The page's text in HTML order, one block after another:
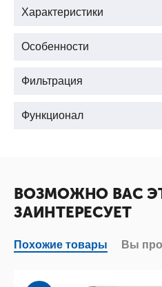
Характеристики
Особенности
Фильтрация
Функционал
ВОЗМОЖНО ВАС
ЗАИНТЕРЕСУЕТ
Похожие товары Вы